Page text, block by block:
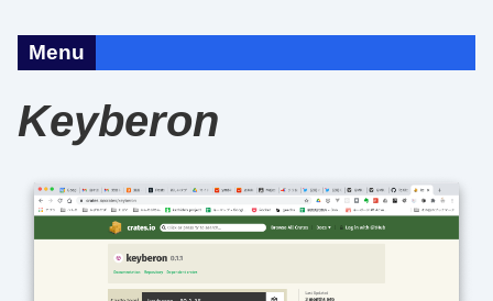
Menu
Keyberon